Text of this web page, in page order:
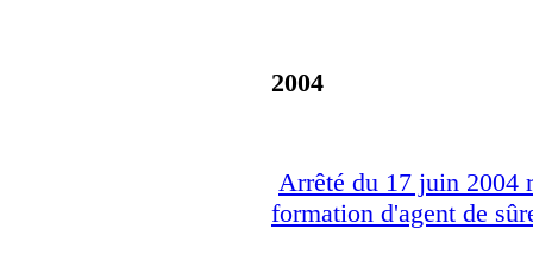
2004
Arrêté du 17 juin 2004
formation d'agent de